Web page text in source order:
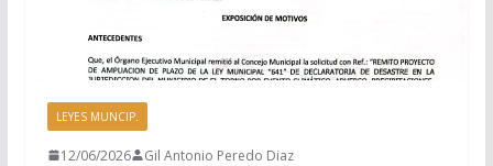
LEYES MUNCIP.
12/06/2026 Gil Antonio Peredo Diaz